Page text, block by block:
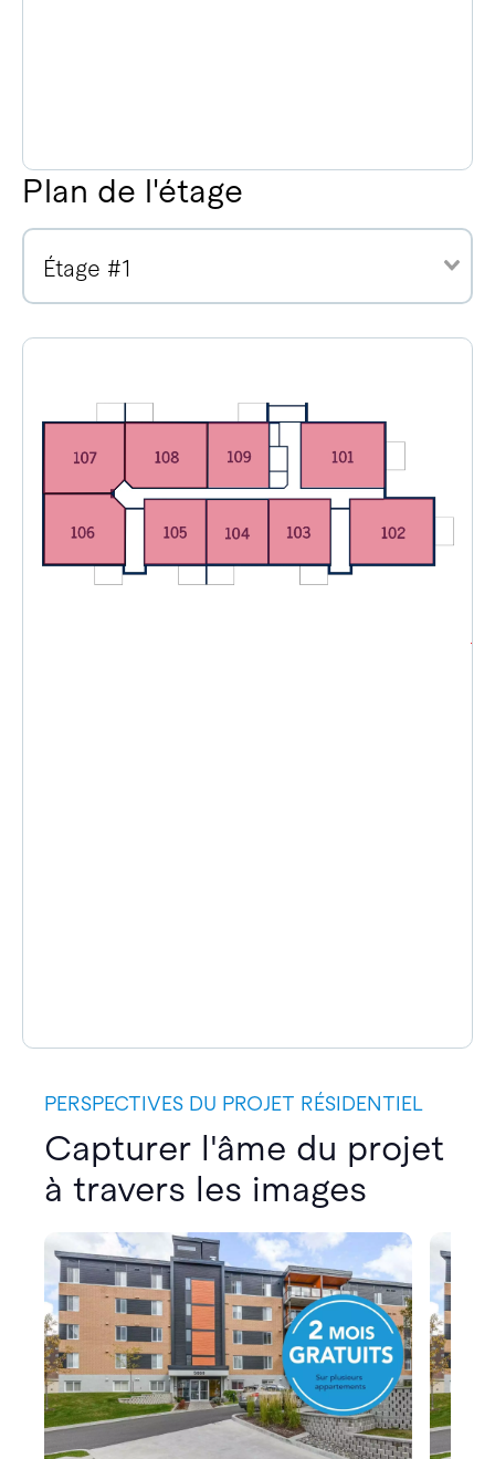
Plan de l'étage
Étage #1
PERSPECTIVES DU PROJET RÉSIDENTIEL
Capturer l'âme du projet
à travers les images